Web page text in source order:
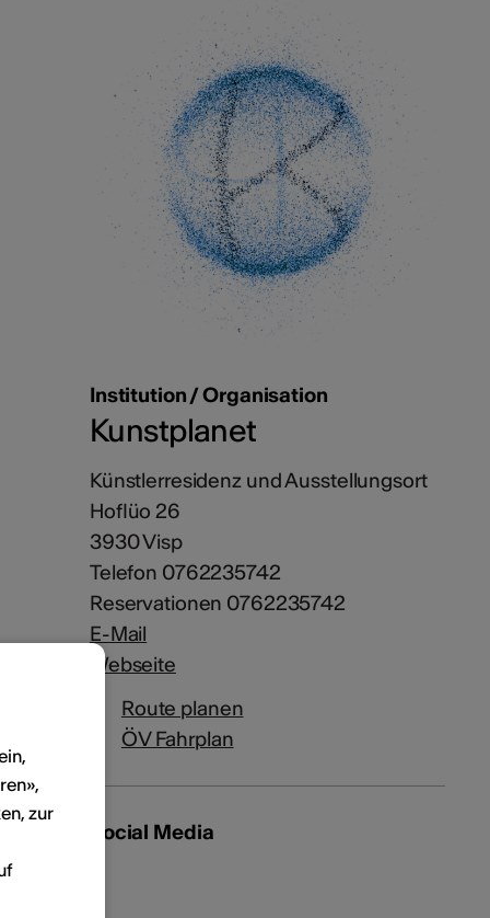
Institution / Organisation
Kunstplanet
Künstlerresidenz und Ausstellungsort
Hoflüo 26
3930 Visp
Telefon 0762235742
Reservationen 0762235742
E-Mail
Webseite
Route planen
ÖV Fahrplan
Social Media
zur